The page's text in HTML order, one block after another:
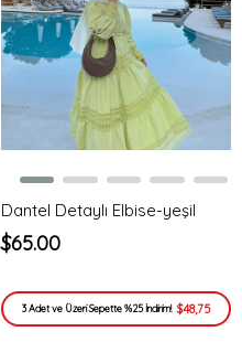
Dantel Detaylı Elbise-yeşil
$65.00
3 Adet ve Üzeri Sepette %25 İndirim! $48,75